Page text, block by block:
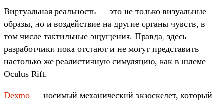
Виртуальная реальность — это не только визуальные
образы, но и воздействие на другие органы чувств, в
том числе тактильные ощущения. Правда, здесь
разработчики пока отстают и не могут представить
настолько же реалистичную симуляцию, как в шлеме
Oculus Rift.
Dexmo — носимый механический экзоскелет, который